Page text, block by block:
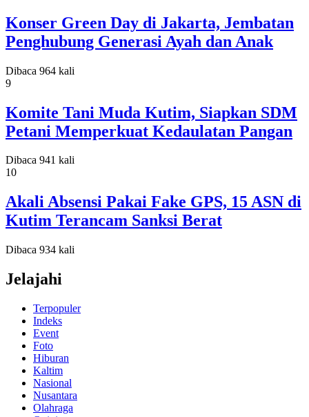
Konser Green Day di Jakarta, Jembatan
Penghubung Generasi Ayah dan Anak
Dibaca 964 kali
9
Komite Tani Muda Kutim, Siapkan SDM
Petani Memperkuat Kedaulatan Pangan
Dibaca 941 kali
10
Akali Absensi Pakai Fake GPS, 15 ASN di
Kutim Terancam Sanksi Berat
Dibaca 934 kali
Jelajahi
Terpopuler
Indeks
Event
Foto
Hiburan
Kaltim
Nasional
Nusantara
Olahraga